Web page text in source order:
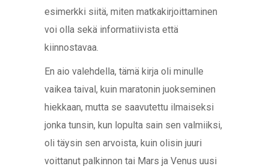
esimerkki siitä, miten matkakirjoittaminen
voi olla sekä informatiivista että
kiinnostavaa.
En aio valehdella, tämä kirja oli minulle
vaikea taival, kuin maratonin juokseminen
hiekkaan, mutta se saavutettu ilmaiseksi
jonka tunsin, kun lopulta sain sen valmiiksi,
oli täysin sen arvoista, kuin olisin juuri
voittanut palkinnon tai Mars ja Venus uusi